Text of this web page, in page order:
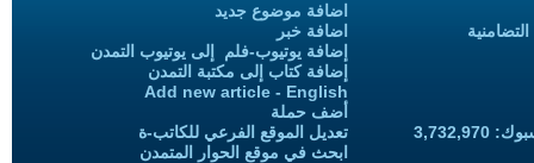
اضافة موضوع جديد
اضافة خبر
إضافة يوتيوب-فلم إلى يوتيوب التمدن
إضافة كتاب إلى مكتبة التمدن
Add new article - English
أضف حملة
تعديل الموقع الفرعي للكاتب-ة
ابحث في موقع الحوار المتمدن